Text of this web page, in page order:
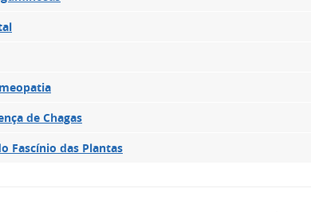
de Chagas
Fascínio das Plantas